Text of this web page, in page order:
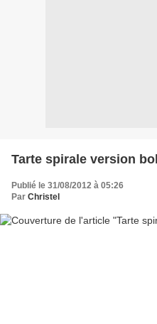
Tarte spirale version
Publié le 31/08/2012 à 05:26
Par Christel